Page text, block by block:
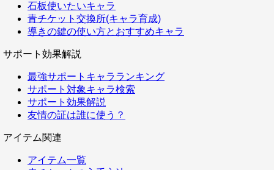
石板使いたいキャラ
青チケット交換所(キャラ育成)
導きの鍵の使い方とおすすめキャラ
サポート効果解説
最強サポートキャラランキング
サポート対象キャラ検索
サポート効果解説
友情の証は誰に使う？
アイテム関連
アイテム一覧